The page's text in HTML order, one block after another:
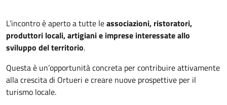
L’incontro è aperto a tutte leassociazioni, ristoratori,
produttori locali, artigiani e imprese interessate allo
sviluppo del territorio.
Questa è un’opportunità concreta per contribuire attivamente
alla crescita di Ortueri e creare nuove prospettive per il
turismo locale.